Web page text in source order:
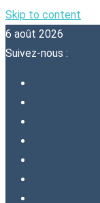
Skip to content
6 août 2026
Suivez-nous :